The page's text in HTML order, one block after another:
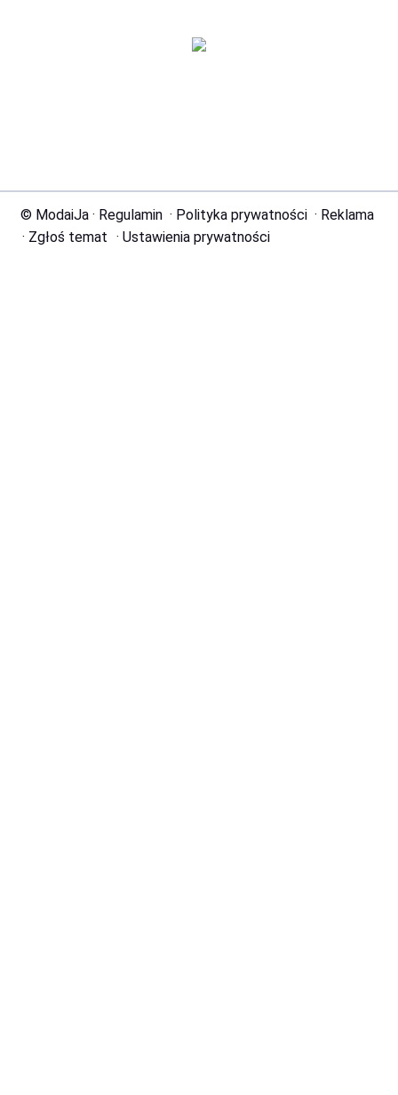
© ModaiJa · Regulamin · Polityka prywatności · Reklama
· Zgłoś temat · Ustawienia prywatności